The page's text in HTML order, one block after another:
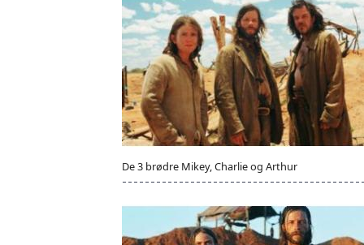
De 3 brødre Mikey, Charlie og Arthur